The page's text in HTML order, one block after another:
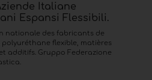
Italiane
Espansi Flessibili.
nationale des fabricants de
polyuréthane flexible, matières
additifs. Gruppo Federazione